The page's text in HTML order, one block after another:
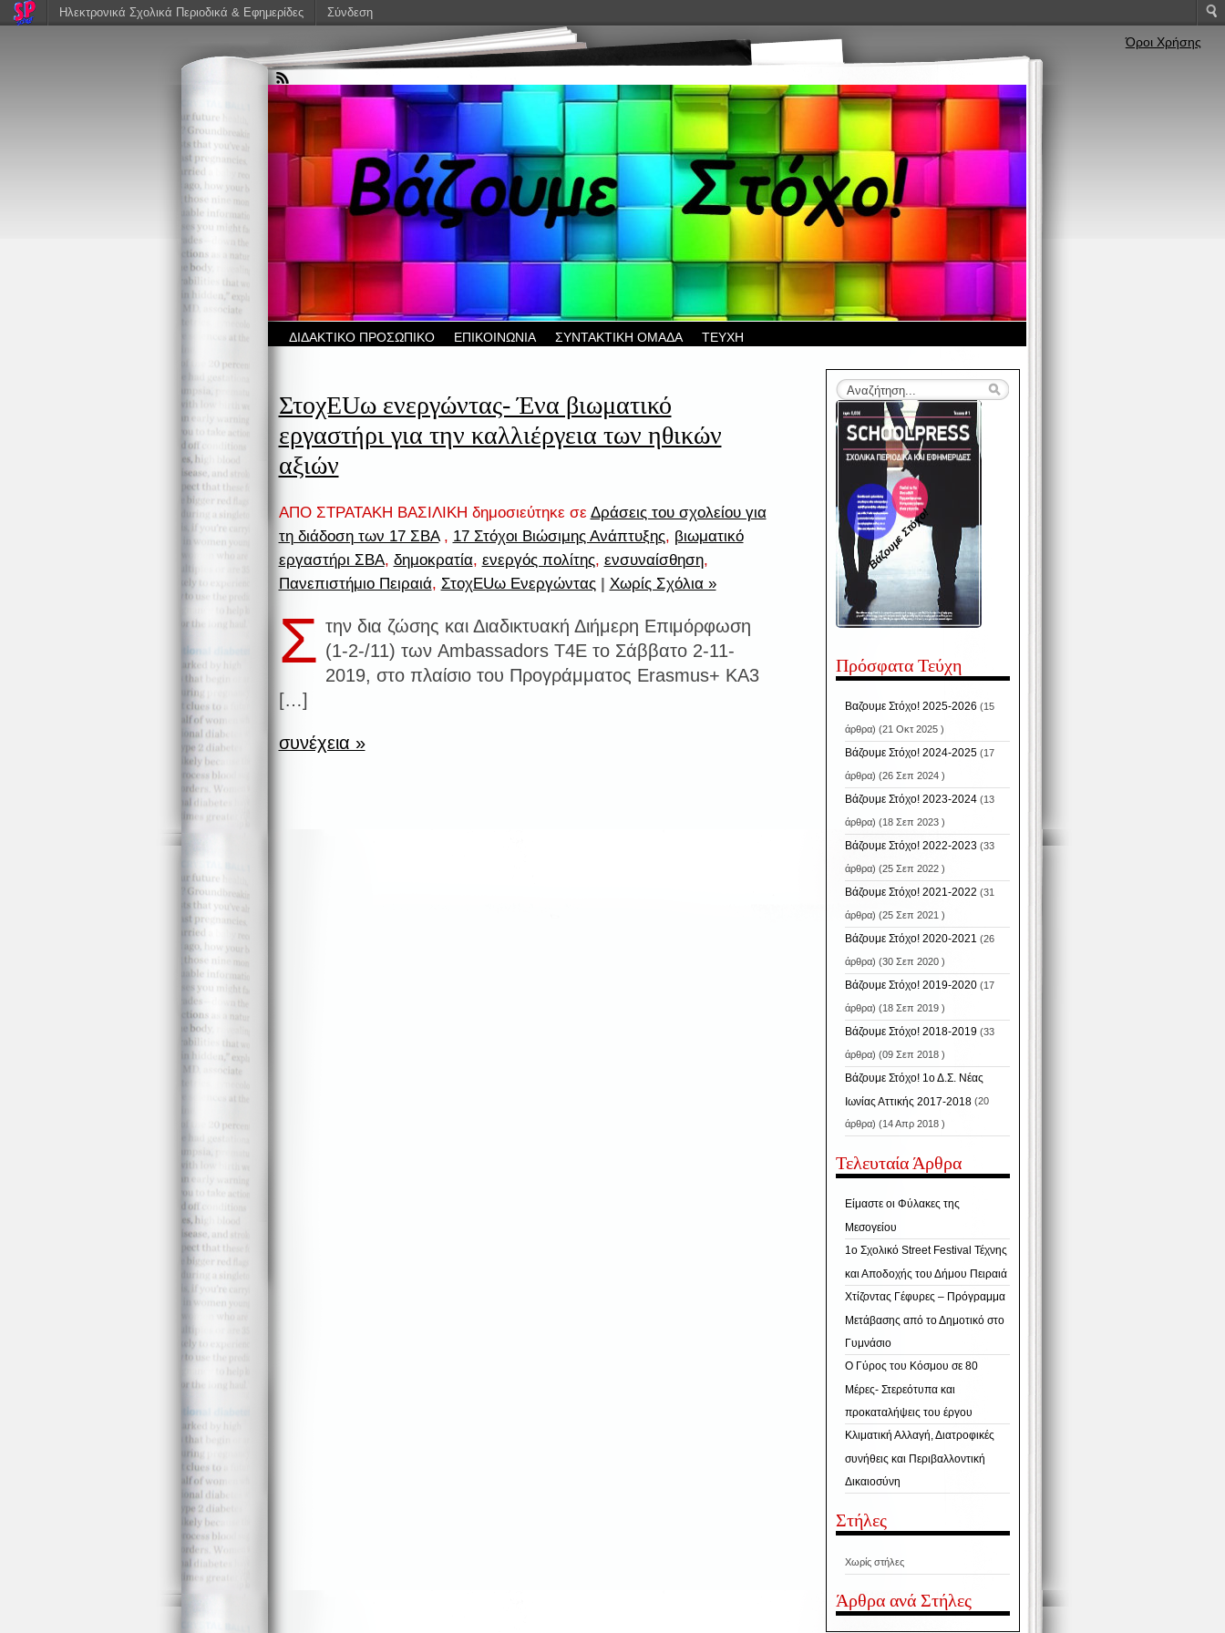
ΔΙΔΑΚΤΙΚΟ ΠΡΟΣΩΠΙΚΟ ΕΠΙΚΟΙΝΩΝΙΑ ΣΥΝΤΑΚΤΙΚΗ ΟΜΑΔΑ ΤΕΥΧΗ
ΣτοχEUω ενεργώντας- Ένα βιωματικό
εργαστήρι για την καλλιέργεια των ηθικών
αξιών
ΑΠΟ ΣΤΡΑΤΑΚΗ ΒΑΣΙΛΙΚΗ δημοσιεύτηκε σε Δράσεις του σχολείου για
τη διάδοση των 17 ΣΒΑ, 17 Στόχοι Βιώσιμης Ανάπτυξης, βιωματικό
εργαστήρι ΣΒΑ, δημοκρατία, ενεργός πολίτης, ενσυναίσθηση,
Πανεπιστήμιο Πειραιά, ΣτοχEUω Ενεργώντας Χωρίς Σχόλια »
Σ την δια ζώσης και Διαδικτυακή Διήμερη Επιμόρφωση
(1-2-/11) των Ambassadors T4E το Σάββατο 2-11-
2019, στο πλαίσιο του Προγράμματος Erasmus+ KA3
[…]
συνέχεια »
Βάζουμε Στόχο!
Πρόσφατα Τεύχη
Βαζουμε Στόχο! 2025-2026 (15
άρθρα) (21 Οκτ 2025 )
Βάζουμε Στόχο! 2024-2025(17
άρθρα) (26 Σεπ 2024 )
Βάζουμε Στόχο! 2023-2024(13
άρθρα) (18 Σεπ 2023 )
Βάζουμε Στόχο! 2022-2023(33
άρθρα) (25 Σεπ 2022 )
Βάζουμε Στόχο! 2021-2022 (31
άρθρα) (25 Σεπ 2021 )
Βάζουμε Στόχο! 2020-2021 (26
άρθρα) (30 Σεπ 2020 )
Βάζουμε Στόχο! 2019-2020(17
άρθρα) (18 Σεπ 2019 )
Βάζουμε Στόχο! 2018-2019(33
άρθρα) (09 Σεπ 2018 )
Βάζουμε Στόχο! 1ο Δ.Σ. Νέας
Ιωνίας Αττικής 2017-2018(20
άρθρα) (14 Απρ 2018 )
Τελευταία Άρθρα
Είμαστε οι Φύλακες της
Μεσογείου
1ο Σχολικό Street Festival Τέχνης
και Αποδοχής του Δήμου Πειραιά
Χτίζοντας Γέφυρες – Πρόγραμμα
Μετάβασης από το Δημοτικό στο
Γυμνάσιο
Ο Γύρος του Κόσμου σε 80
Μέρες- Στερεότυπα και
προκαταλήψεις του έργου
Κλιματική Αλλαγή, Διατροφικές
συνήθεις και Περιβαλλοντική
Δικαιοσύνη
Στήλες
Χωρίς στήλες
Άρθρα ανά Στήλες
Όροι Χρήσης
Ηλεκτρονικά Σχολικά Περιοδικά & Εφημερίδες Σύνδεση